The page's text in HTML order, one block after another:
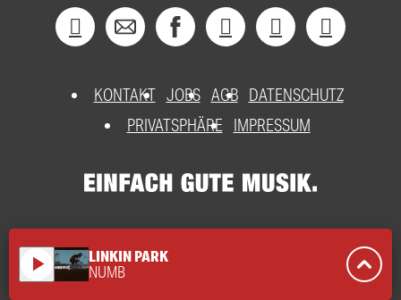
KONTAKT JOBS AGB DATENSCHUTZ
PRIVATSPHÄRE
IMPRESSUM
play_arrow LINKIN PARK
NUMB